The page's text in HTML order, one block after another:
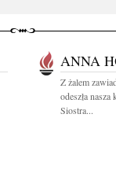
ANNA
Z żalem
odeszła
Siostra...